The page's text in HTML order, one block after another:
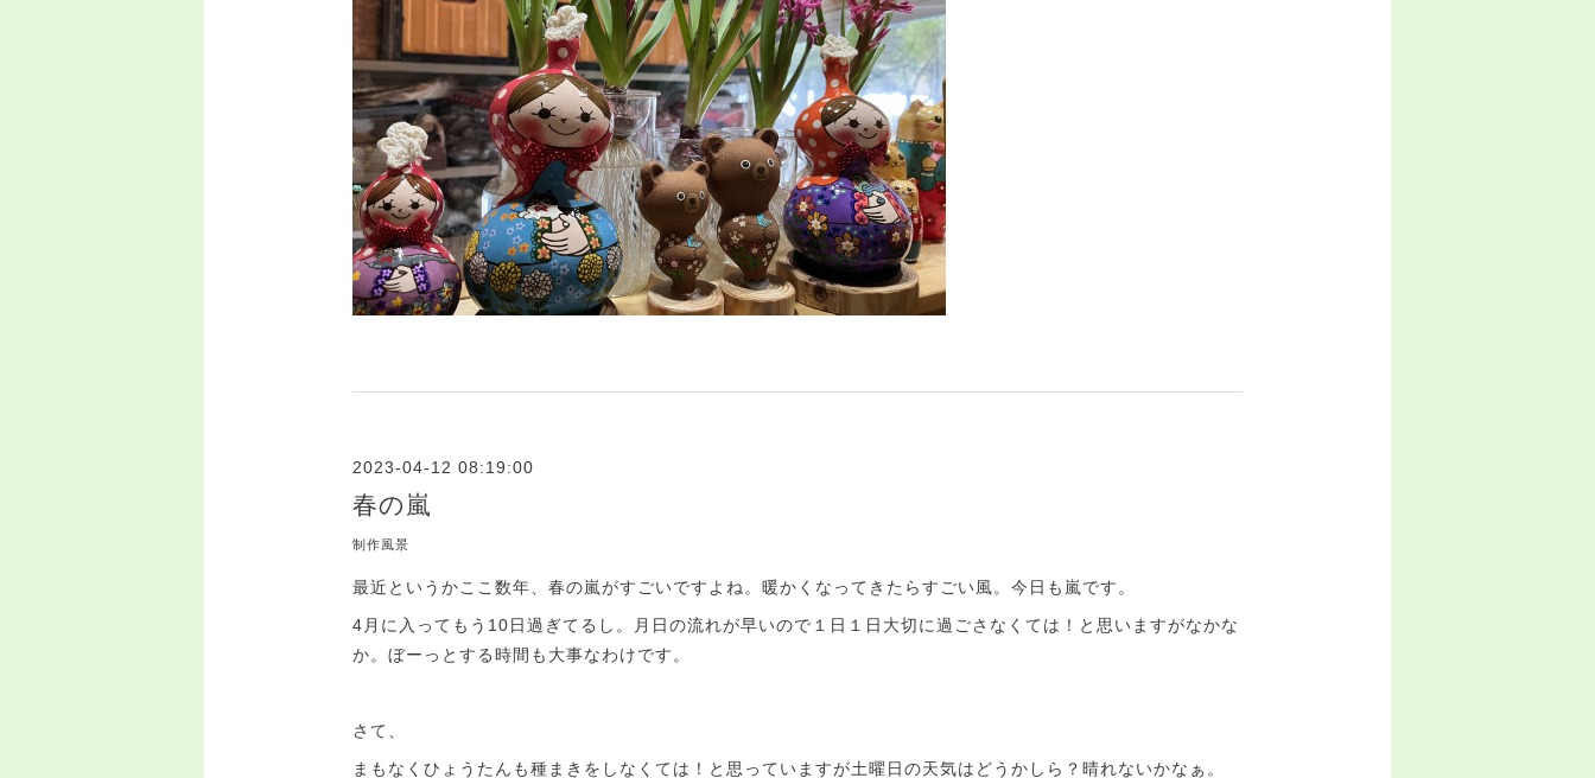
2023-04-12 08:19:00
春の嵐
制作風景
最近というかここ数年、春の嵐がすごいですよね。暖かくなってきたらすごい風。今日も嵐です。
4月に入ってもう10日過ぎてるし。月日の流れが早いので１日１日大切に過ごさなくては！と思いますがなかな
か。ぼーっとする時間も大事なわけです。
さて、
まもなくひょうたんも種まきをしなくては！と思っていますが土曜日の天気はどうかしら？晴れないかなぁ。